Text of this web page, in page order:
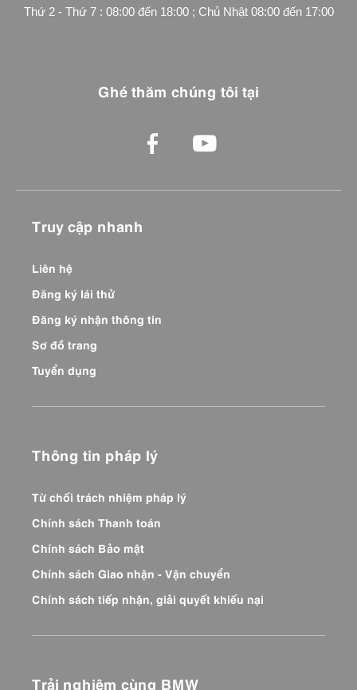
Thứ 2 - Thứ 7 : 08:00 đến 18:00 ; Chủ Nhật 08:00 đến 17:00
Ghé thăm chúng tôi tại
Truy cập nhanh
Liên hệ
Đăng ký lái thử
Đăng ký nhận thông tin
Sơ đồ trang
Tuyển dụng
Thông tin pháp lý
Từ chối trách nhiệm pháp lý
Chính sách Thanh toán
Chính sách Bảo mật
Chính sách Giao nhận - Vận chuyển
Chính sách tiếp nhận, giải quyết khiếu nại
Trải nghiệm cùng BMW